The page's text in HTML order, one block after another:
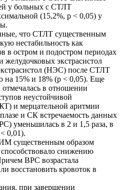
у больных с СТЛТ
(15,2%, р < 0,05) у
что СТЛТ существенным
нестабильность как
в остром и подостром периодах
экстрасистол
(НЭС) после СТЛТ
на 15% и 18% (р < 0,05). Еще
в отношении
неустойчивой
и мерцательной аритмии
и СК встречаемость данных
уменьшилась в 2 и 1,5 раза, в
0,01).
существенным образом
снижению
ВРС возрастала
восстановить кровоток в
при завершении